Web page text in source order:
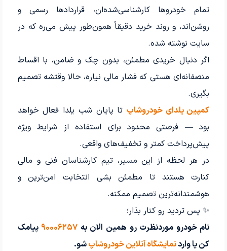
تمام خودروها کارشناسی‌شده‌ان، قراردادها رسمی و
روشن‌اند، و روند خرید دقیقاً همون‌طور پیش می‌ره که در
سایت نوشته شده.
اگر دنبال خریدی مطمئن، بدون چک و ضامن، با اقساط
منصفانه‌ای هستی که فشار مالی نیاره، حالا وقتشه تصمیم
بگیری.
کمپینیلدای خودروشاپ تا پایان شب یلدا فعال خواهد
بود — فرصتی محدود برای استفاده از شرایط ویژه
پیش‌پرداخت کمتر و تخفیف‌های واقعی.
در هر لحظه از این مسیر، تیم کارشناسان فنی و مالی
کنارت هستند تا مطمئن بشی انتخابت امن‌ترین و
هوشمندانه‌ترین تصمیم ممکنه.
✨ پس تردید رو کنار بذار؛
نام خودرو موردنظرت رو همین الان به ۹۰۰۰۶۲۵۷ پیامک
کن یا واردنمایشگاه آنلاین خودروشاپشو.